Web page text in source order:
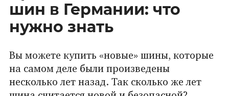
шин в Германии: что
нужно знать
Вы можете купить «новые» шины, которые
на самом деле были произведены
несколько лет назад. Так сколько же лет